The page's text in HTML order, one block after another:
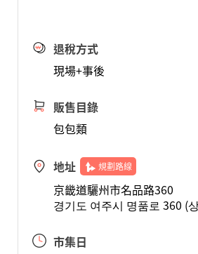
退稅方式
現場+事後
販售目錄
包包類
地址 規劃路線
京畿道驪州市名品路360
경기도 여주시 명품로 360 (
市集日